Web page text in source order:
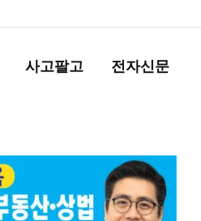
사고팔고 전자신문